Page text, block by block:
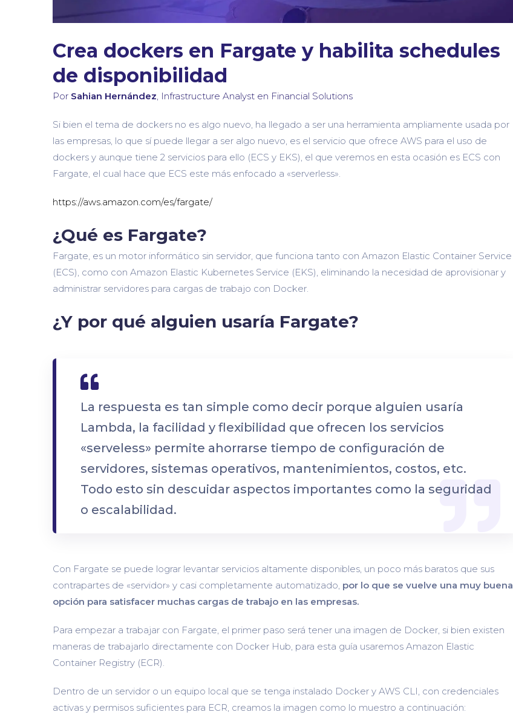
Crea dockers en Fargate y habilita schedules
de disponibilidad
Por Sahian Hernández, Infrastructure Analyst en Financial Solutions
Si bien el tema de dockers no es algo nuevo, ha llegado a ser una herramienta ampliamente usada por
las empresas, lo que sí puede llegar a ser algo nuevo, es el servicio que ofrece AWS para el uso de
dockers y aunque tiene 2 servicios para ello (ECS y EKS), el que veremos en esta ocasión es ECS con
Fargate, el cual hace que ECS este más enfocado a «serverless».
https://aws.amazon.com/es/fargate/
¿Qué es Fargate?
Fargate, es un motor informático sin servidor, que funciona tanto con Amazon Elastic Container Service
(ECS), como con Amazon Elastic Kubernetes Service (EKS), eliminando la necesidad de aprovisionar y
administrar servidores para cargas de trabajo con Docker.
¿Y por qué alguien usaría Fargate?
La respuesta es tan simple como decir porque alguien usaría
Lambda, la facilidad y flexibilidad que ofrecen los servicios
«serveless» permite ahorrarse tiempo de configuración de
servidores, sistemas operativos, mantenimientos, costos, etc.
Todo esto sin descuidar aspectos importantes como la seguridad
o escalabilidad.
Con Fargate se puede lograr levantar servicios altamente disponibles, un poco más baratos que sus
contrapartes de «servidor» y casi completamente automatizado, por lo que se vuelve una muy buena
opción para satisfacer muchas cargas de trabajo en las empresas.
Para empezar a trabajar con Fargate, el primer paso será tener una imagen de Docker, si bien existen
maneras de trabajarlo directamente con Docker Hub, para esta guía usaremos Amazon Elastic
Container Registry (ECR).
Dentro de un servidor o un equipo local que se tenga instalado Docker y AWS CLI, con credenciales
activas y permisos suficientes para ECR, creamos la imagen como lo muestro a continuación: